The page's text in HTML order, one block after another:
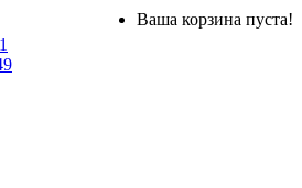
Ваша корзина пуста!